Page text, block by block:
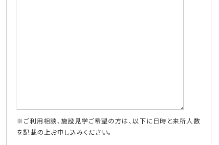
※ご利用相談、施設見学ご希望の方は、以下に日時と来所人数
を記載の上お申し込みください。